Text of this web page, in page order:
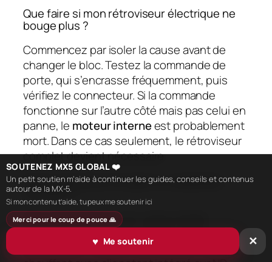
SOUTENEZ MX5 GLOBAL ❤️
Un petit soutien m’aide à continuer les guides, conseils et contenus
autour de la MX-5.
Si mon contenu t’aide, tu peux me soutenir ici
Merci pour le coup de pouce 🙏
♥ Me soutenir ✕
Que faire si mon rétroviseur électrique ne
bouge plus ?
Commencez par isoler la cause avant de
changer le bloc. Testez la commande de
porte, qui s’encrasse fréquemment, puis
vérifiez le connecteur. Si la commande
fonctionne sur l’autre côté mais pas celui en
panne, le moteur interneest probablement
mort. Dans ce cas seulement, le rétroviseur
complet devient nécessaire.
Faut-il une pièce d’origine ou adaptable
convient ?
Pour une glace ou une coque simple,
parfaitement l’affaire. Pour un bloc complet